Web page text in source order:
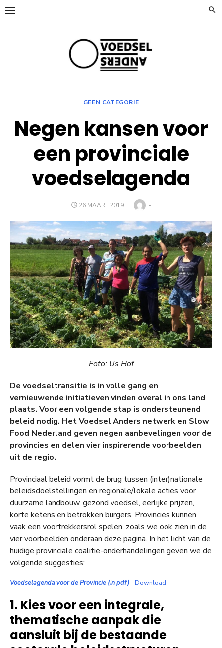
Ga
naar
GEEN CATEGORIE
Negen kansen voor
een provinciale
voedselagenda
GEPLAATST
26 MAART 2019 Auteur
-
Foto: Us Hof
De voedseltransitie is in volle gang en
vernieuwende initiatieven vinden overal in ons land
plaats. Voor een volgende stap is ondersteunend
beleid nodig. Het Voedsel Anders netwerk en Slow
Food Nederland geven negen aanbevelingen voor de
provincies en delen vier inspirerende voorbeelden
uit de regio.
Provinciaal beleid vormt de brug tussen (inter)nationale
beleidsdoelstellingen en regionale/lokale acties voor
duurzame landbouw, gezond voedsel, eerlijke prijzen,
korte ketens en betrokken burgers. Provincies kunnen
vaak een voortrekkersrol spelen, zoals we ook zien in de
vier voorbeelden onderaan deze pagina. In het licht van de
huidige provinciale coalitie-onderhandelingen geven we de
volgende suggesties:
Voedselagenda voor de Provincie (in pdf) Download
1. Kies voor een integrale,
thematische aanpak die
aansluit bij de bestaande